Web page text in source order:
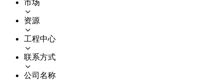
市场
资源
工程中心
联系方式
公司名称